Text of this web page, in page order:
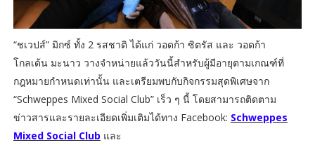
“ชเวปส์” มิกซ์ ทั้ง 2 รสชาติ ได้แก่ วอดก้า ซิตรัส และ วอดก้า
โกลเด้น มะนาว วางจำหน่ายแล้ววันนี้สำหรับผู้มีอายุตามเกณฑ์ที่
กฎหมายกำหนดเท่านั้น และเตรียมพบกับกิจกรรมสุดพิเศษจาก
“Schweppes Mixed Social Club” เร็ว ๆ นี้ โดยสามารถติดตาม
ข่าวสารและรายละเอียดเพิ่มเติมได้ทาง Facebook: Schweppes
Mixed Social Club และ